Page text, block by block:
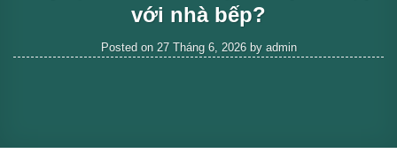
với nhà bếp?
Posted on 27 Tháng 6, 2026by admin